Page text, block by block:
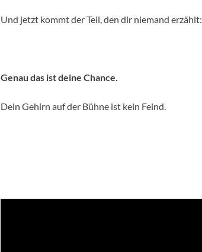
Und jetzt kommt der Teil, den dir niemand erzählt:
Genau das ist deine Chance.
Dein Gehirn auf der Bühne ist kein Feind.